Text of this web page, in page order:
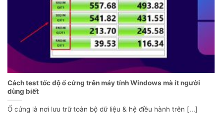
Cách test tốc độ ổ cứng trên máy tính Windows mà ít người
dùng biết
Ổ cứng là nơi lưu trữ toàn bộ dữ liệu & hệ điều hành trên [...]